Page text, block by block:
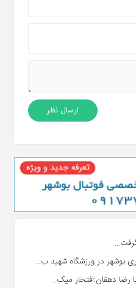
بوشهر در ورزشگاه شهید ب...
رضا دهقان:افتخار میک...